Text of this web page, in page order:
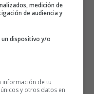
medición de
de audiencia y
dispositivo y/o
información de tu
y otros datos en